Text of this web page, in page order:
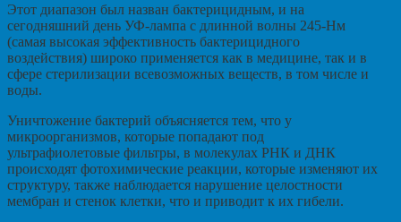
Этот диапазон был назван бактерицидным, и на
сегодняшний день УФ-лампа с длинной волны 245-Нм
(самая высокая эффективность бактерицидного
воздействия) широко применяется как в медицине, так и в
сфере стерилизации всевозможных веществ, в том числе и
воды.
Уничтожение бактерий объясняется тем, что у
микроорганизмов, которые попадают под
ультрафиолетовые фильтры, в молекулах РНК и ДНК
происходят фотохимические реакции, которые изменяют их
структуру, также наблюдается нарушение целостности
мембран и стенок клетки, что и приводит к их гибели.